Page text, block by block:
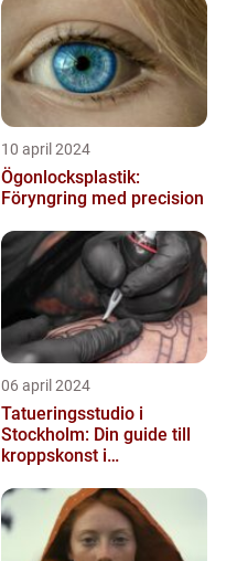
10 april 2024
Ögonlocksplastik:
Föryngring med precision
06 april 2024
Tatueringsstudio i
Stockholm: Din guide till
kroppskonst i